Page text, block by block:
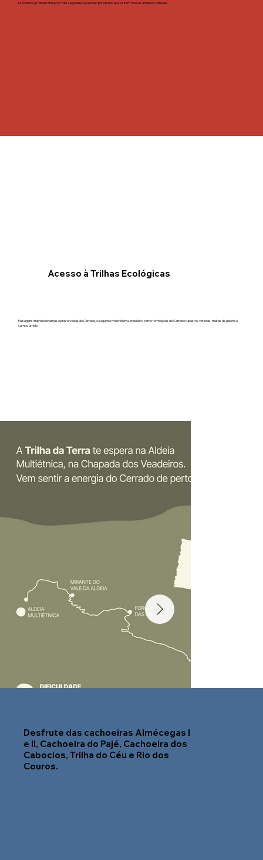
Paisagens impressionantes e preservadas de Cerrado, o segundo maior bioma brasileiro, como formações de Cerrado rupestre, veredas, matas de galeria e
campo úmido.
Acesso à Trilhas Ecológicas
Desfrute das cachoeiras Almécegas I
e II, Cachoeira do Pajé, Cachoeira dos
Caboclos, Trilha do Céu e Rio dos
Couros.
As mudanças visam oferecer mais segurança e cuidado para todos que visitam nossos atrativos naturais.